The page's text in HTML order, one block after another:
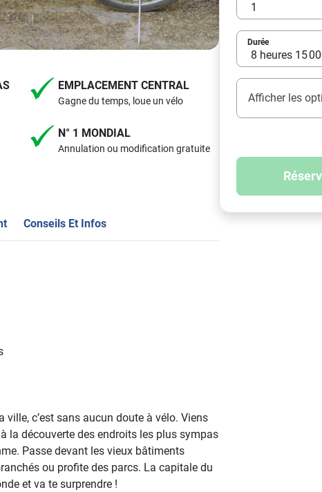
EMPLACEMENT CENTRAL
Gagne du temps, loue un vélo
N° 1 MONDIAL
Annulation ou modification gratuite
Conseils Et Infos
ville, c’est sans aucun doute à vélo. Viens
la découverte des endroits les plus sympas
Passe devant les vieux bâtiments
ou profite des parcs. La capitale du
et va te surprendre !
Durée
Afficher les